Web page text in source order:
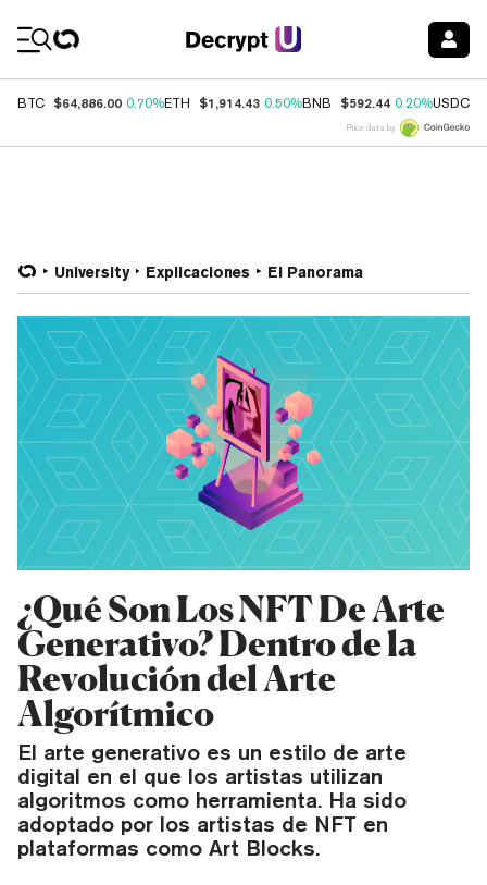
BTC $64,886.00 0.70%ETH $1,914.43 0.50%BNB $592.44 0.20%USDC
Price data by
University Explicaciones El Panorama
¿Qué Son Los NFT De Arte
Generativo? Dentro de la
Revolución del Arte
Algorítmico
El arte generativo es un estilo de arte
digital en el que los artistas utilizan
algoritmos como herramienta. Ha sido
adoptado por los artistas de NFT en
plataformas como Art Blocks.